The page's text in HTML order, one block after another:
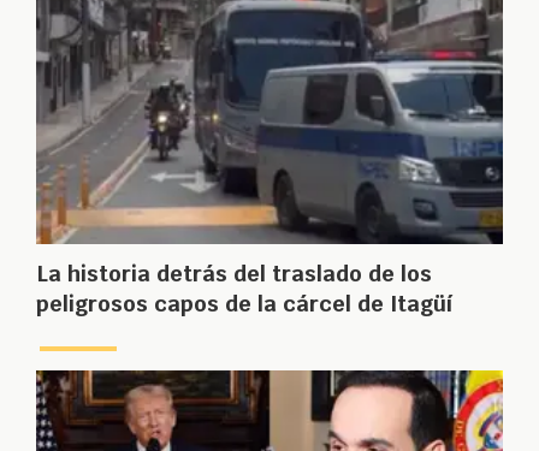
La historia detrás del traslado de los
peligrosos capos de la cárcel de Itagüí